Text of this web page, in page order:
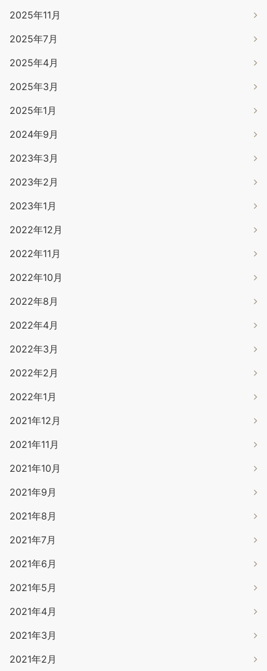
2025年11月
2025年7月
2025年4月
2025年3月
2025年1月
2024年9月
2023年3月
2023年2月
2023年1月
2022年12月
2022年11月
2022年10月
2022年8月
2022年4月
2022年3月
2022年2月
2022年1月
2021年12月
2021年11月
2021年10月
2021年9月
2021年8月
2021年7月
2021年6月
2021年5月
2021年4月
2021年3月
2021年2月